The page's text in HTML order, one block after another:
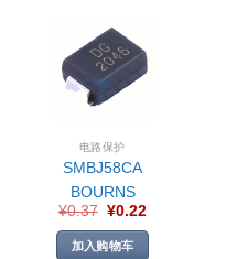
电路保护
SMBJ58CA
BOURNS
¥0.37 ¥0.22
加入购物车